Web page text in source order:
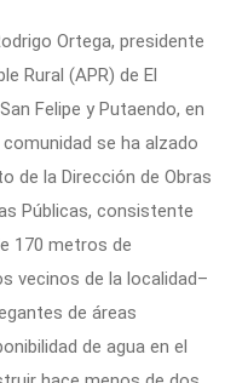
Ortega, presidente
Rural (APR) de El
Felipe y Putaendo, en
se ha alzado
de la Dirección de Obras
Públicas, consistente
170 metros de
vecinos de la localidad–
de áreas
de agua en el